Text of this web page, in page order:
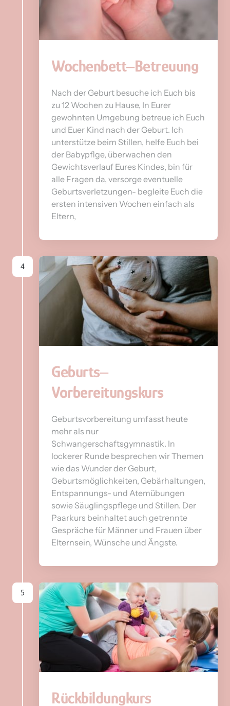
Wochenbett‒Betreuung
Nach der Geburt besuche ich Euch bis
zu 12 Wochen zu Hause, In Eurer
gewohnten Umgebung betreue ich Euch
und Euer Kind nach der Geburt. Ich
unterstütze beim Stillen, helfe Euch bei
der Babypflge, überwachen den
Gewichtsverlauf Eures Kindes, bin für
alle Fragen da, versorge eventuelle
Geburtsverletzungen- begleite Euch die
ersten intensiven Wochen einfach als
Eltern,
4
Geburts‒
Vorbereitungskurs
Geburtsvorbereitung umfasst heute
mehr als nur
Schwangerschaftsgymnastik. In
lockerer Runde besprechen wir Themen
wie das Wunder der Geburt,
Geburtsmöglichkeiten, Gebärhaltungen,
Entspannungs- und Atemübungen
sowie Säuglingspflege und Stillen. Der
Paarkurs beinhaltet auch getrennte
Gespräche für Männer und Frauen über
Elternsein, Wünsche und Ängste.
5
Rückbildungkurs